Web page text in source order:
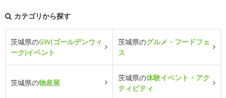
カテゴリから探す
茨城県のGW(ゴールデンウィ
ーク)イベント
茨城県のグルメ・フードフェ
ス
茨城県の物産展
茨城県の体験イベント・アク
ティビティ